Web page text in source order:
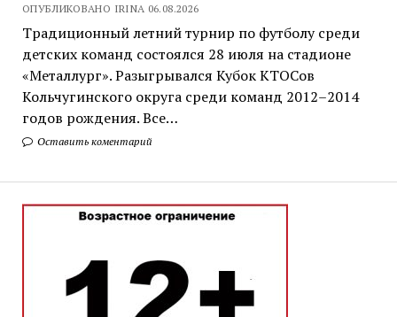
ОПУБЛИКОВАНО IRINA 06.08.2026
Традиционный летний турнир по футболу среди
детских команд состоялся 28 июля на стадионе
«Металлург». Разыгрывался Кубок КТОСов
Кольчугинского округа среди команд 2012–2014
годов рождения. Все…
Оставить коментарий